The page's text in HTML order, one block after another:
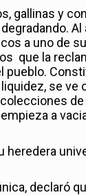
gallinas y
Al
a uno de
que la
pueblo.
se ve
a
heredera
declaró